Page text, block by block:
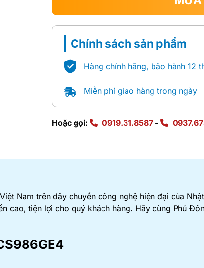
Chính sách sản phẩm
Hàng chính hãng, bảo hành 12
Miễn phí giao hàng trong ngày
Hoặc gọi: 0919.31.8587 -
Nam trên dây chuyền công nghệ hiện đại của
cao, tiện lợi cho quý khách hàng. Hãy cùng Phú